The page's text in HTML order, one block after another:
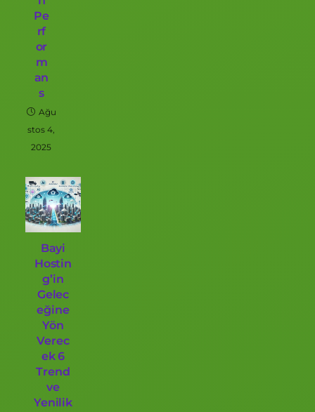
Pe
rf
or
m
an
s
Ağu
stos 4,
2025
Bayi
Hostin
g’in
Gelec
eğine
Yön
Verec
ek 6
Trend
ve
Yenilik